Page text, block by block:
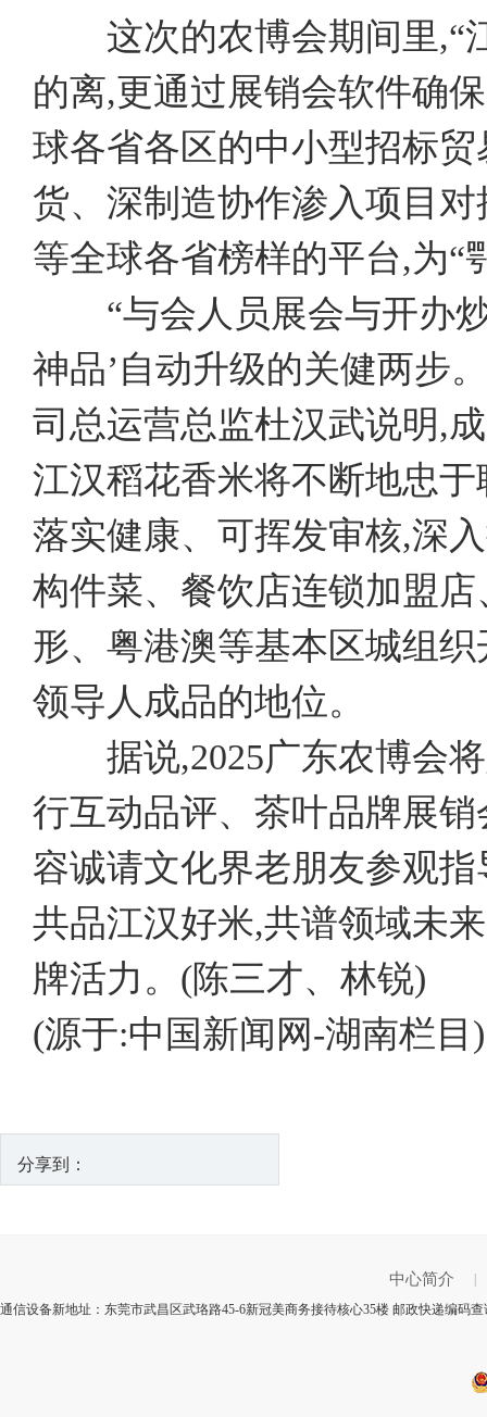
这次的农博会期间里,“
的离,更通过展销会软件确
球各省各区的中小型招标
货、深制造协作渗入项目
等全球各省榜样的平台,为“
“与会人员展会与开办炒
神品’自动升级的关健两步
司总运营总监杜汉武说明,
江汉稻花香米将不断地忠
落实健康、可挥发审核,深
构件菜、餐饮店连锁加盟
形、粤港澳等基本区城组
领导人成品的地位。
据说,2025广东农博会将
行互动品评、茶叶品牌展
容诚请文化界老朋友参观
共品江汉好米,共谱领域未
牌活力。(陈三才、林锐)
(源于:中国新闻网-湖南栏目)
分享到：
中心简介
通信设备新地址：东莞市武昌区武珞路45-6新冠美商务接待核心35楼 邮政快递编码